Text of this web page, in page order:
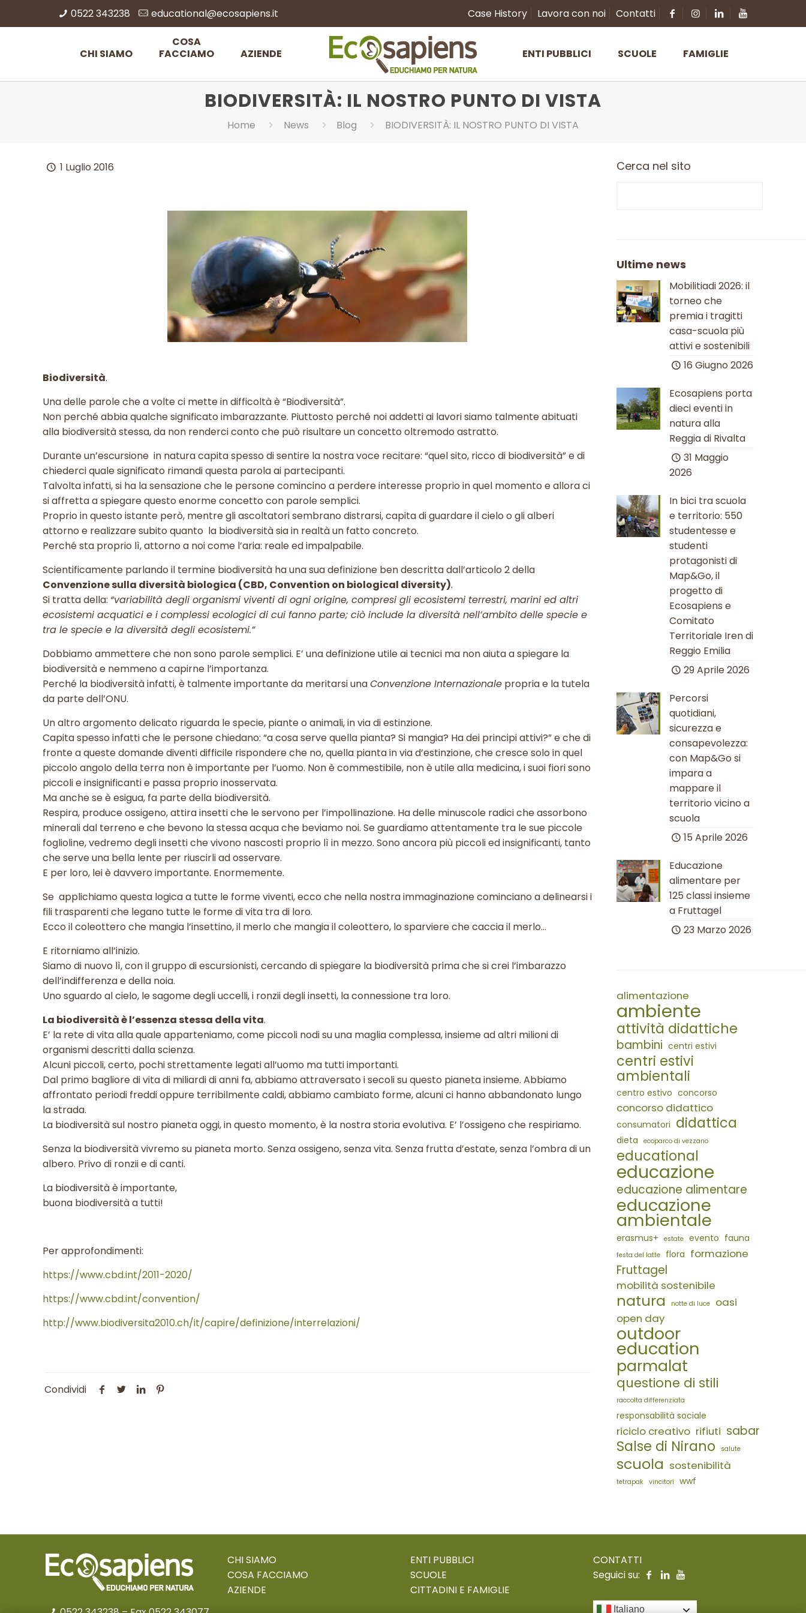
0522 343238 educational@ecosapiens.it Case History Lavora con noi Contatti
CHI SIAMO
COSA
FACCIAMO
AZIENDE ENTI PUBBLICI SCUOLE FAMIGLIE
BIODIVERSITÀ: IL NOSTRO PUNTO DI VISTA
Home News Blog BIODIVERSITÀ: IL NOSTRO PUNTO DI VISTA
1 Luglio 2016
Biodiversità.
Una delle parole che a volte ci mette in difficoltà è “Biodiversità”.
Non perché abbia qualche significato imbarazzante. Piuttosto perché noi addetti ai lavori siamo talmente abituati
alla biodiversità stessa, da non renderci conto che può risultare un concetto oltremodo astratto.
Durante un’escursione in natura capita spesso di sentire la nostra voce recitare: “quel sito, ricco di biodiversità” e di
chiederci quale significato rimandi questa parola ai partecipanti.
Talvolta infatti, si ha la sensazione che le persone comincino a perdere interesse proprio in quel momento e allora ci
si affretta a spiegare questo enorme concetto con parole semplici.
Proprio in questo istante però, mentre gli ascoltatori sembrano distrarsi, capita di guardare il cielo o gli alberi
attorno e realizzare subito quanto la biodiversità sia in realtà un fatto concreto.
Perché sta proprio lì, attorno a noi come l’aria: reale ed impalpabile.
Scientificamente parlando il termine biodiversità ha una sua definizione ben descritta dall’articolo 2 della
Convenzione sulla diversità biologica (CBD, Convention on biological diversity).
Si tratta della: “variabilità degli organismi viventi di ogni origine, compresi gli ecosistemi terrestri, marini ed altri
ecosistemi acquatici e i complessi ecologici di cui fanno parte; ciò include la diversità nell’ambito delle specie e
tra le specie e la diversità degli ecosistemi.”
Dobbiamo ammettere che non sono parole semplici. E’ una definizione utile ai tecnici ma non aiuta a spiegare la
biodiversità e nemmeno a capirne l’importanza.
Perché la biodiversità infatti, è talmente importante da meritarsi unaConvenzione Internazionale propria e la tutela
da parte dell’ONU.
Un altro argomento delicato riguarda le specie, piante o animali, in via di estinzione.
Capita spesso infatti che le persone chiedano: “a cosa serve quella pianta? Si mangia? Ha dei principi attivi?” e che di
fronte a queste domande diventi difficile rispondere che no, quella pianta in via d’estinzione, che cresce solo in quel
piccolo angolo della terra non è importante per l’uomo. Non è commestibile, non è utile alla medicina, i suoi fiori sono
piccoli e insignificanti e passa proprio inosservata.
Ma anche se è esigua, fa parte della biodiversità.
Respira, produce ossigeno, attira insetti che le servono per l’impollinazione. Ha delle minuscole radici che assorbono
minerali dal terreno e che bevono la stessa acqua che beviamo noi. Se guardiamo attentamente tra le sue piccole
foglioline, vedremo degli insetti che vivono nascosti proprio lì in mezzo. Sono ancora più piccoli ed insignificanti, tanto
che serve una bella lente per riuscirli ad osservare.
E per loro, lei è davvero importante. Enormemente.
Se applichiamo questa logica a tutte le forme viventi, ecco che nella nostra immaginazione cominciano a delinearsi i
fili trasparenti che legano tutte le forme di vita tra di loro.
Ecco il coleottero che mangia l’insettino, il merlo che mangia il coleottero, lo sparviere che caccia il merlo…
E ritorniamo all’inizio.
Siamo di nuovo lì, con il gruppo di escursionisti, cercando di spiegare la biodiversità prima che si crei l’imbarazzo
dell’indifferenza e della noia.
Uno sguardo al cielo, le sagome degli uccelli, i ronzii degli insetti, la connessione tra loro.
La biodiversità è l’essenza stessa della vita.
E’ la rete di vita alla quale apparteniamo, come piccoli nodi su una maglia complessa, insieme ad altri milioni di
organismi descritti dalla scienza.
Alcuni piccoli, certo, pochi strettamente legati all’uomo ma tutti importanti.
Dal primo bagliore di vita di miliardi di anni fa, abbiamo attraversato i secoli su questo pianeta insieme. Abbiamo
affrontato periodi freddi oppure terribilmente caldi, abbiamo cambiato forme, alcuni ci hanno abbandonato lungo
la strada.
La biodiversità sul nostro pianeta oggi, in questo momento, è la nostra storia evolutiva. E’ l’ossigeno che respiriamo.
Senza la biodiversità vivremo su pianeta morto. Senza ossigeno, senza vita. Senza frutta d’estate, senza l’ombra di un
albero. Privo di ronzii e di canti.
La biodiversità è importante,
buona biodiversità a tutti!
Per approfondimenti:
https://www.cbd.int/2011-2020/
https://www.cbd.int/convention/
http://www.biodiversita2010.ch/it/capire/definizione/interrelazioni/
Condividi
Cerca nel sito
Ultime news
Mobilitiadi 2026: il
torneo che
premia i tragitti
casa-scuola più
attivi e sostenibili
16 Giugno 2026
Ecosapiens porta
dieci eventi in
natura alla
Reggia di Rivalta
31 Maggio
2026
In bici tra scuola
e territorio: 550
studentesse e
studenti
protagonisti di
Map&Go, il
progetto di
Ecosapiens e
Comitato
Territoriale Iren di
Reggio Emilia
29 Aprile 2026
Percorsi
quotidiani,
sicurezza e
consapevolezza:
con Map&Go si
impara a
mappare il
territorio vicino a
scuola
15 Aprile 2026
Educazione
alimentare per
125 classi insieme
a Fruttagel
23 Marzo 2026
alimentazione
ambiente
attività didattiche
bambini centri estivi
centri estivi
ambientali
centro estivo concorso
concorso didattico
consumatori didattica
dieta ecoparco di vezzano
educational
educazione
educazione alimentare
educazione
ambientale
erasmus+ estate evento fauna
festa del latte flora formazione
Fruttagel
mobilità sostenibile
natura notte di luce
oasi
open day
outdoor
education
parmalat
questione di stili
raccolta differenziata
responsabilità sociale
riciclo creativo rifiuti sabar
Salse di Nirano salute
scuola sostenibilità
tetrapak vincitori wwf
CHI SIAMO
COSA FACCIAMO
AZIENDE
ENTI PUBBLICI
SCUOLE
CITTADINI E FAMIGLIE
CONTATTI
Seguici su:
Italiano